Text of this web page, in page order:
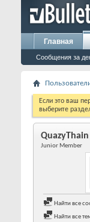
Главная
Сообщения за
Если это ваш
выберите
QuazyThain
Junior Member
Найти все
Найти все